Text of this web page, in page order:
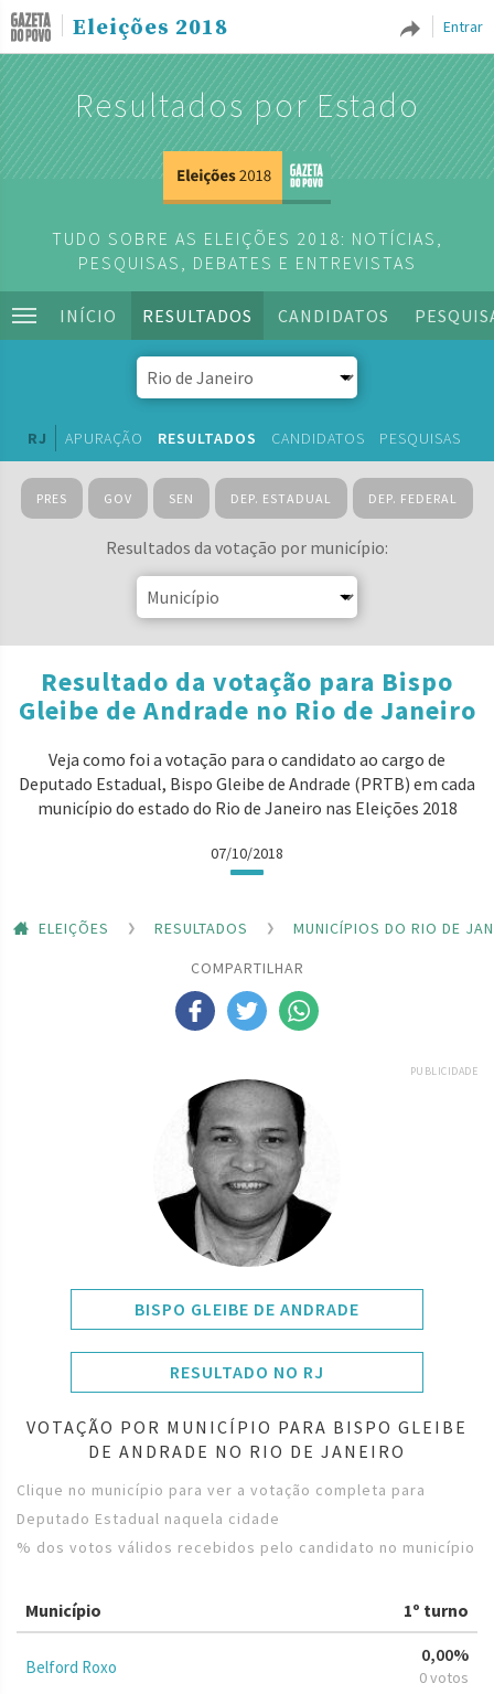
Entrar
Eleições 2018
Resultados por Estado
TUDO SOBRE AS ELEIÇÕES 2018: NOTÍCIAS,
PESQUISAS, DEBATES E ENTREVISTAS
INÍCIO RESULTADOS CANDIDATOS
RJ APURAÇÃO RESULTADOS CANDIDATOS PESQUISAS
PRES GOV SEN DEP. ESTADUAL DEP. FEDERAL
Resultados da votação por município:
Resultado da votação para Bispo
Gleibe de Andrade no Rio de Janeiro
Veja como foi a votação para o candidato ao cargo de
Deputado Estadual, Bispo Gleibe de Andrade (PRTB) em cada
município do estado do Rio de Janeiro nas Eleições 2018
07/10/2018
ELEIÇÕES RESULTADOS
MUNICÍPIOS DO RIO DE
COMPARTILHAR
PUBLICIDADE
BISPO GLEIBE DE ANDRADE
RESULTADO NO RJ
VOTAÇÃO POR MUNICÍPIO PARA BISPO GLEIBE
DE ANDRADE NO RIO DE JANEIRO
Clique no município para ver a votação completa para
Deputado Estadual naquela cidade
% dos votos válidos recebidos pelo candidato no município
Município 1º turno
Belford Roxo
0,00%
0 votos